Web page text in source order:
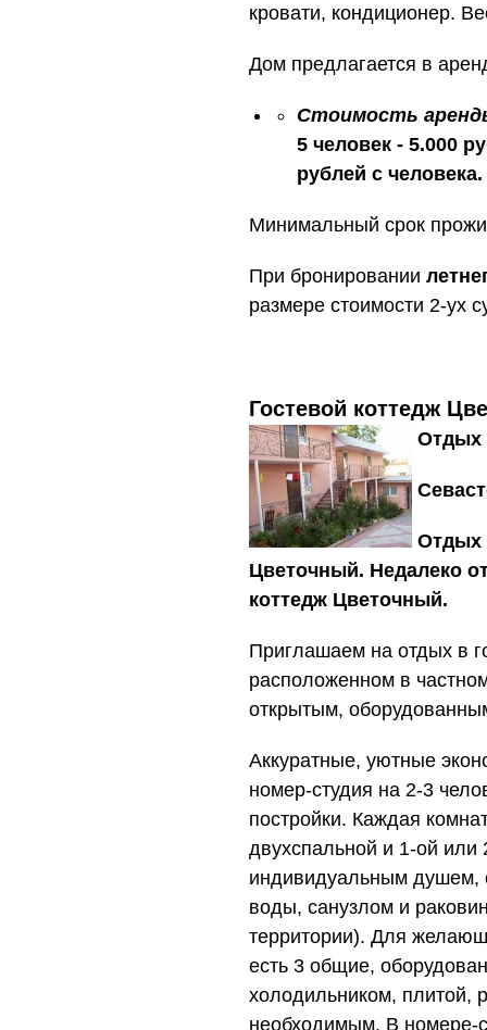
кровати, кондиционер.
Дом предлагается в
Стоимость
5 человек - 5.000
рублей с человека.
Минимальный срок
При бронировании
размере стоимости 2-ух
Гостевой коттедж
Отдых
Отдых
Цветочный. Недалеко
коттедж Цветочный.
Приглашаем на отдых в
расположенном в
открытым,
Аккуратные, уютные
номер-студия на 2-3
постройки. Каждая
двухспальной и 1-ой
индивидуальным душем,
воды, санузлом и
территории). Для
есть 3 общие,
холодильником, плитой,
необходимым. В номере-